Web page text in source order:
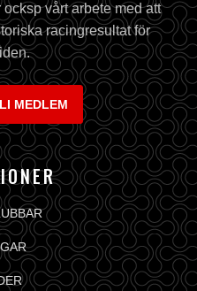
vårt arbete med att
racingresultat för
MEDLEM